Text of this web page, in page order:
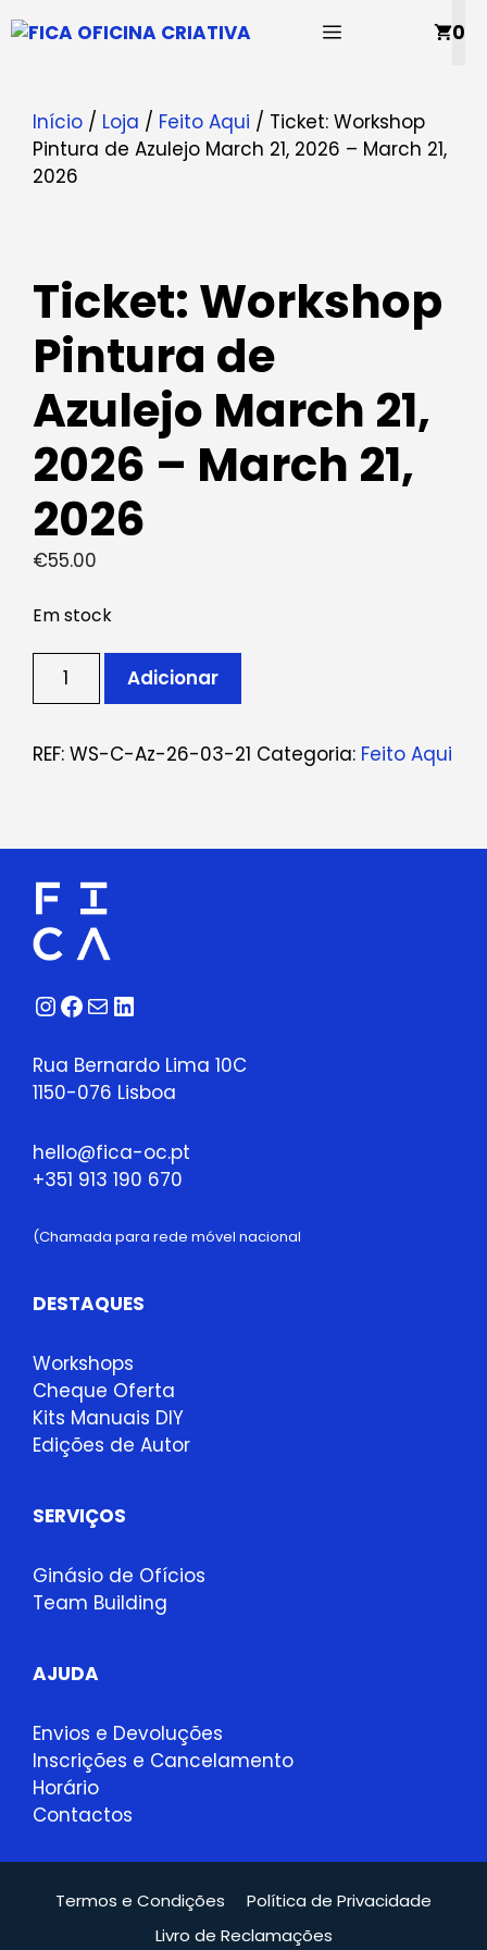
para
MENU 0
Início / Loja / Feito Aqui / Ticket: Workshop
Pintura de Azulejo March 21, 2026 – March 21,
2026
Ticket: Workshop
Pintura de
Azulejo March 21,
2026 – March 21,
2026
€55.00
Em stock
Quantidade
Workshop
March
21,
2026
-
March
21,
2026
Adicionar
REF: WS-C-Az-26-03-21 Categoria: Feito Aqui
Instagram
Facebook
Correio
LinkedIn
Rua Bernardo Lima 10C
1150-076 Lisboa
hello@fica-oc.pt
+351 913 190 670
(Chamada para rede móvel nacional
DESTAQUES
Workshops
Cheque Oferta
Kits Manuais DIY
Edições de Autor
SERVIÇOS
Ginásio de Ofícios
Team Building
AJUDA
Envios e Devoluções
Inscrições e Cancelamento
Horário
Contactos
Termos e Condições
Política de Privacidade
Livro de Reclamações